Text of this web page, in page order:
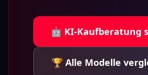
🤖 KI-Kaufberatung
🏆 Alle Modelle